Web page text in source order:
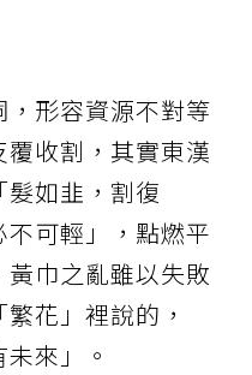
，形容資源不對等
收割，其實東漢
如韭，割復
可輕」，點燃平
巾之亂雖以失敗
花」裡說的，
來」。